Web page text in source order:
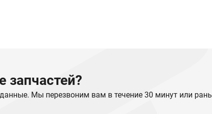
Мы перезвоним вам в течение 30 минут или